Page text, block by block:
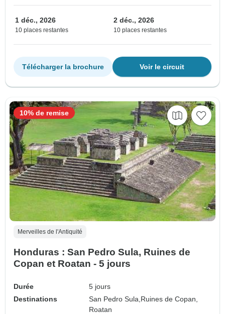
1 déc., 2026
10 places restantes
2 déc., 2026
10 places restantes
Voir le circuit
Télécharger la brochure
Merveilles de l'Antiquité
Honduras : San Pedro Sula, Ruines de
Copan et Roatan - 5 jours
Durée
5 jours
Destinations
San Pedro Sula, Ruines de Copan,
Roatan
10% de remise